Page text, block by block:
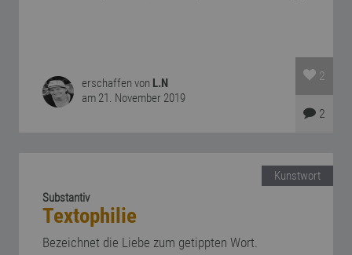
erschaffen von L.N
am 21. November 2019
2
2
Kunstwort
Substantiv
Textophilie
Bezeichnet die Liebe zum getippten Wort.